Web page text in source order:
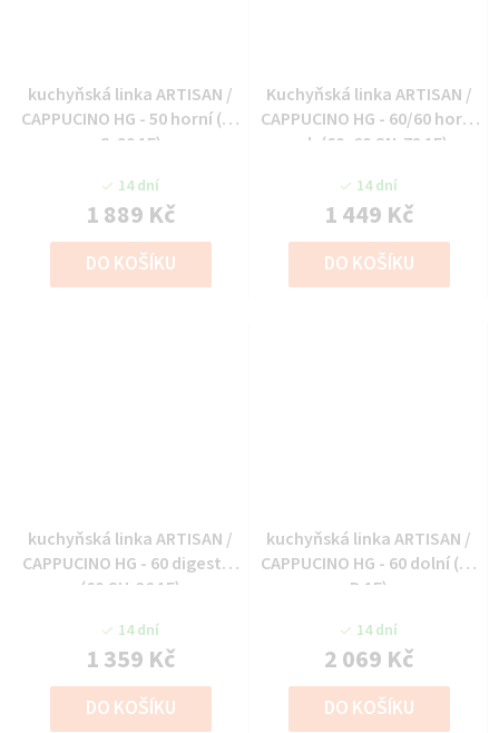
kuchyňská linka ARTISAN /
CAPPUCINO HG - 50 horní (50
G-90 1F)
14 dní
1 889 Kč
DO KOŠÍKU
Kuchyňská linka ARTISAN /
CAPPUCINO HG - 60/60 horní
roh (60x60 GN-72 1F)
14 dní
1 449 Kč
DO KOŠÍKU
kuchyňská linka ARTISAN /
CAPPUCINO HG - 60 digestoř
(60 GU-36 1F)
14 dní
1 359 Kč
DO KOŠÍKU
kuchyňská linka ARTISAN /
CAPPUCINO HG - 60 dolní (60
D 1F)
14 dní
2 069 Kč
DO KOŠÍKU